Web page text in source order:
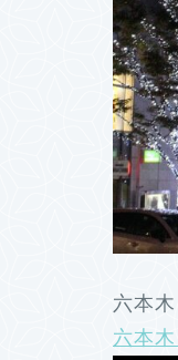
六本
六本